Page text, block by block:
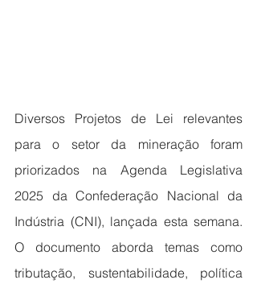
Diversos Projetos de Lei relevantes
para o setor da mineração foram
priorizados na Agenda Legislativa
2025 da Confederação Nacional da
Indústria (CNI), lançada esta semana.
O documento aborda temas como
tributação, sustentabilidade, política